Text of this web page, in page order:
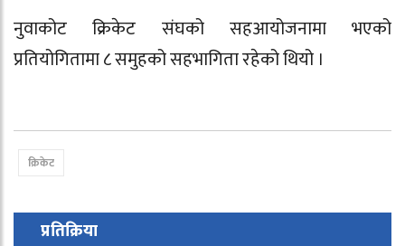
नुवाकोट क्रिकेट संघको सहआयोजनामा भएको
प्रतियोगितामा ८ समुहको सहभागिता रहेको थियो ।
क्रिकेट
प्रतिक्रिया